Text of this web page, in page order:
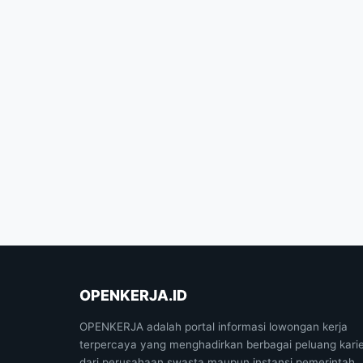
OPENKERJA.ID
OPENKERJA adalah portal informasi lowongan kerja
terpercaya yang menghadirkan berbagai peluang